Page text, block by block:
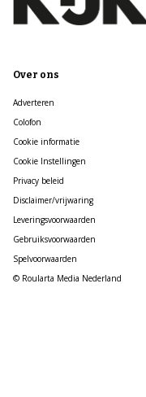
Over ons
Adverteren
Colofon
Cookie informatie
Cookie Instellingen
Privacy beleid
Disclaimer/vrijwaring
Leveringsvoorwaarden
Gebruiksvoorwaarden
Spelvoorwaarden
© Roularta Media Nederland